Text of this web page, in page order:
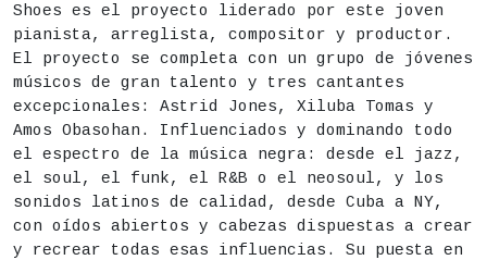
Entradas a la venta a partir del martes 16
ENTRADAS
Shoes es el proyecto liderado por este joven
pianista, arreglista, compositor y productor.
El proyecto se completa con un grupo de jóvenes
músicos de gran talento y tres cantantes
excepcionales: Astrid Jones, Xiluba Tomas y
Amos Obasohan. Influenciados y dominando todo
el espectro de la música negra: desde el jazz,
el soul, el funk, el R&B o el neosoul, y los
sonidos latinos de calidad, desde Cuba a NY,
con oídos abiertos y cabezas dispuestas a crear
y recrear todas esas influencias. Su puesta en